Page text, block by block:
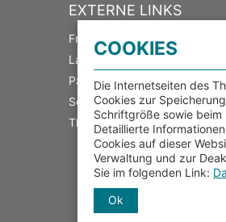
EXTERNE LINKS
Freistaat Thüringen
Landeswahlleiter
Parlamentsspiegel
Serviceportal Thüringen
Thüringer Transparenzportal
COOKIES
Die Internetseiten des
Cookies zur
Schriftgröße sowie beim
Detaillierte
Cookies auf dieser
Verwaltung und zur
Sie im folgenden Link:
Ok